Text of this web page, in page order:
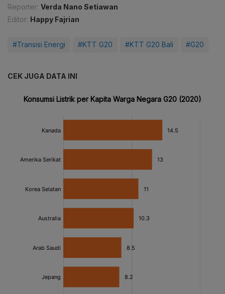
Reporter: Verda Nano Setiawan
Editor: Happy Fajrian
#Transisi Energi #KTT G20 #KTT G20 Bali #G20
CEK JUGA DATA INI